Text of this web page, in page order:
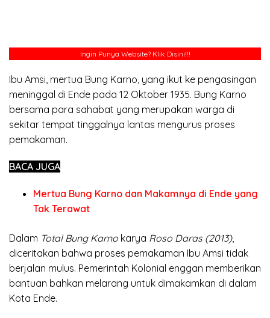
Ingin Punya Website?Klik Disini!!!
Ibu Amsi, mertua Bung Karno, yang ikut ke pengasingan
meninggal di Ende pada 12 Oktober 1935. Bung Karno
bersama para sahabat yang merupakan warga di
sekitar tempat tinggalnya lantas mengurus proses
pemakaman.
BACA JUGA
Mertua Bung Karno dan Makamnya di Ende yang
Tak Terawat
Dalam Total Bung Karno karya Roso Daras (2013),
diceritakan bahwa proses pemakaman Ibu Amsi tidak
berjalan mulus. Pemerintah Kolonial enggan memberikan
bantuan bahkan melarang untuk dimakamkan di dalam
Kota Ende.